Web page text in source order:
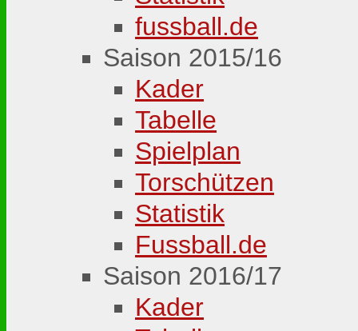
fussball.de
Saison 2015/16
Kader
Tabelle
Spielplan
Torschützen
Statistik
Fussball.de
Saison 2016/17
Kader